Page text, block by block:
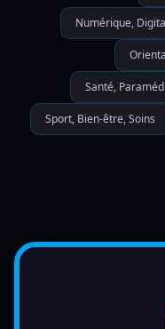
Numérique,
Santé,
Sport, Bien-être, Soins